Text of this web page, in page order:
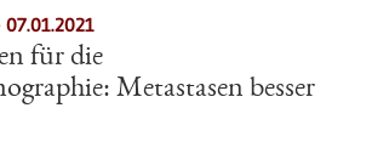
für die
Metastasen besser